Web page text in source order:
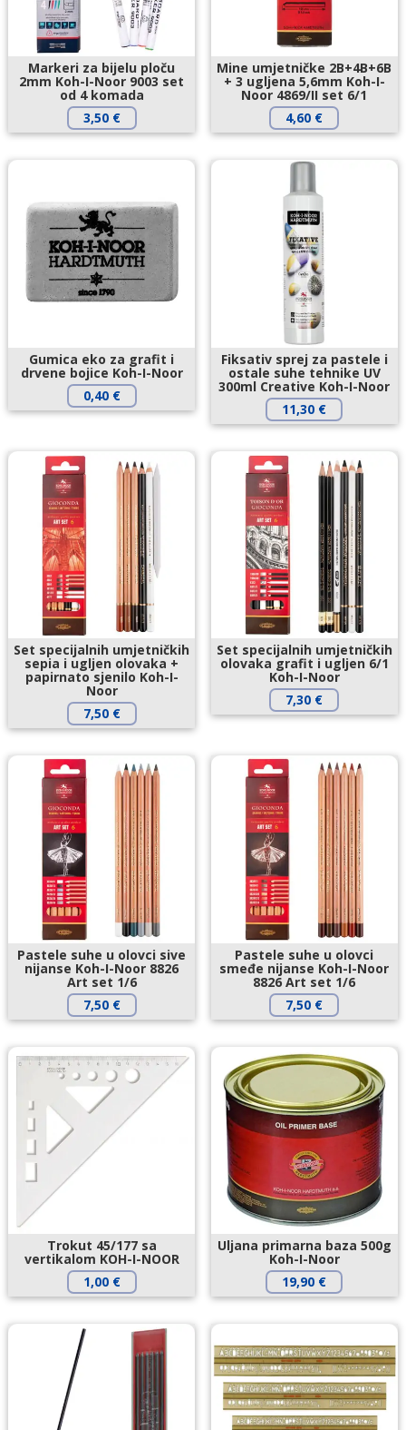
Markeri za bijelu ploču
2mm Koh-I-Noor 9003 set
od 4 komada
3,50 €
Mine umjetničke 2B+4B+6B
+ 3 ugljena 5,6mm Koh-I-
Noor 4869/II set 6/1
4,60 €
Gumica eko za grafit i
drvene bojice Koh-I-Noor
0,40 €
Fiksativ sprej za pastele i
ostale suhe tehnike UV
300ml Creative Koh-I-Noor
11,30 €
Set specijalnih umjetničkih
sepia i ugljen olovaka +
papirnato sjenilo Koh-I-
Noor
7,50 €
Set specijalnih umjetničkih
olovaka grafit i ugljen 6/1
Koh-I-Noor
7,30 €
Pastele suhe u olovci sive
nijanse Koh-I-Noor 8826
Art set 1/6
7,50 €
Pastele suhe u olovci
smeđe nijanse Koh-I-Noor
8826 Art set 1/6
7,50 €
Trokut 45/177 sa
vertikalom KOH-I-NOOR
1,00 €
Uljana primarna baza 500g
Koh-I-Noor
19,90 €